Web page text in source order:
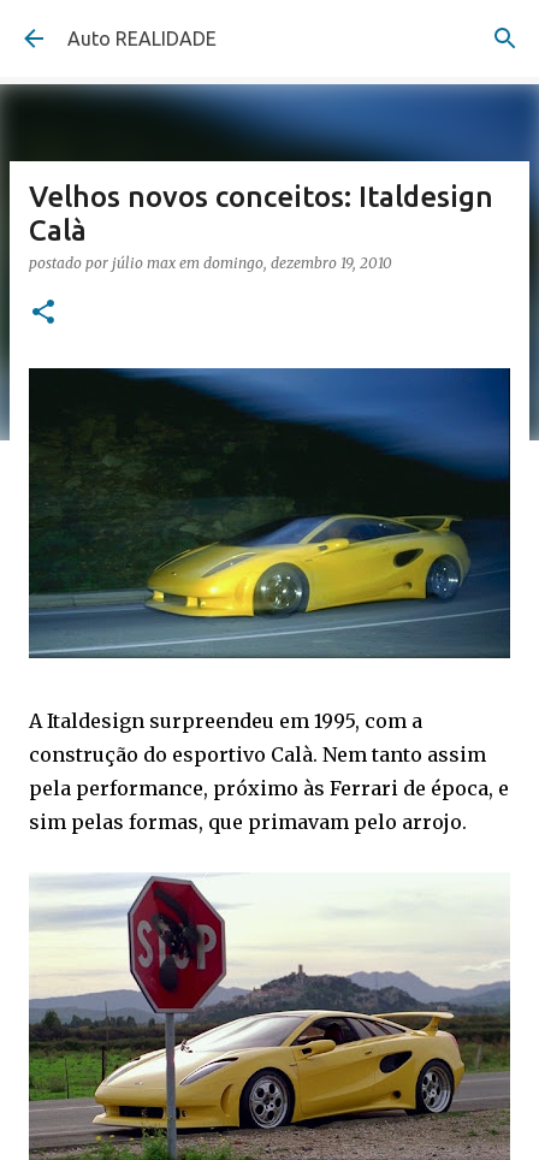
Pular para o conteúdo principal
Auto REALIDADE
Velhos novos conceitos: Italdesign
Calà
postado por júlio max em domingo, dezembro 19, 2010
A Italdesign surpreendeu em 1995, com a
construção do esportivo Calà. Nem tanto assim
pela performance, próximo às Ferrari de época, e
sim pelas formas, que primavam pelo arrojo.